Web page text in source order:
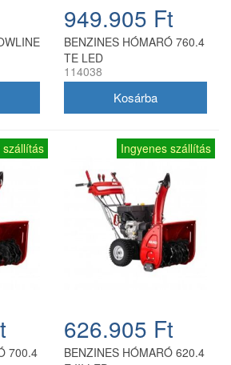
949.905 Ft
BENZINES HÓMARÓ 760.4
TE LED
114038
szállítás
700.4
Ingyenes szállítás
626.905 Ft
BENZINES HÓMARÓ 620.4